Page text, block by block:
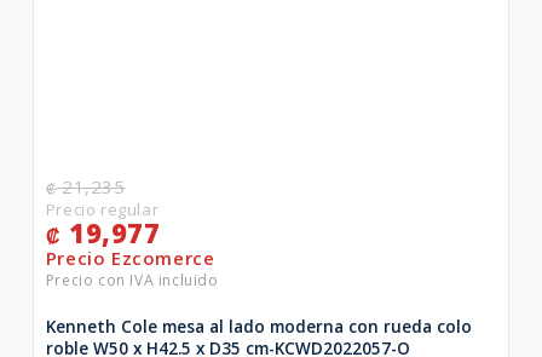
₡21,235
₡ 19,977
Kenneth Cole mesa al lado moderna con rueda colo
roble W50 x H42.5 x D35 cm-KCWD2022057-O